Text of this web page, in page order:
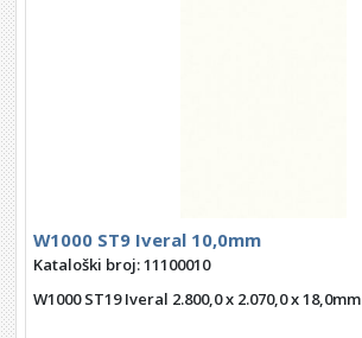
W1000 ST9 Iveral 10,0mm
Kataloški broj: 11100010
W1000 ST19 Iveral 2.800,0 x 2.070,0 x 18,0mm